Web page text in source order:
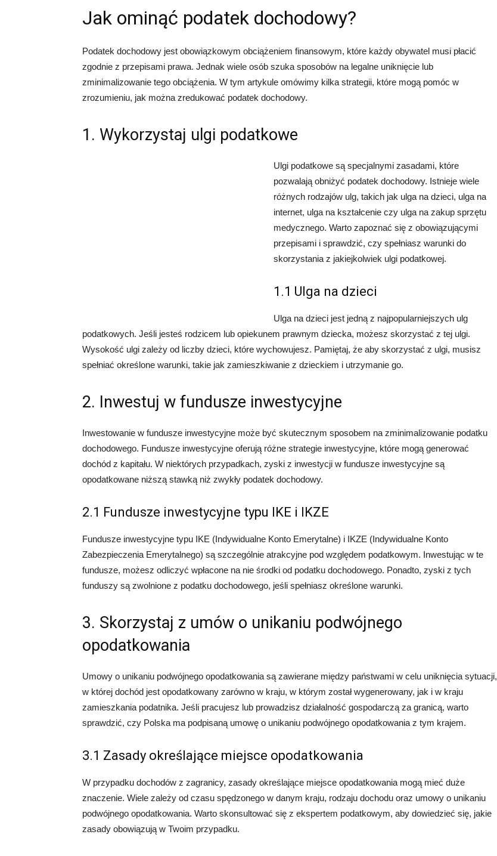
Jak ominąć podatek dochodowy?
Podatek dochodowy jest obowiązkowym obciążeniem finansowym, które każdy obywatel musi płacić
zgodnie z przepisami prawa. Jednak wiele osób szuka sposobów na legalne uniknięcie lub
zminimalizowanie tego obciążenia. W tym artykule omówimy kilka strategii, które mogą pomóc w
zrozumieniu, jak można zredukować podatek dochodowy.
1. Wykorzystaj ulgi podatkowe
Ulgi podatkowe są specjalnymi zasadami, które
pozwalają obniżyć podatek dochodowy. Istnieje wiele
różnych rodzajów ulg, takich jak ulga na dzieci, ulga na
internet, ulga na kształcenie czy ulga na zakup sprzętu
medycznego. Warto zapoznać się z obowiązującymi
przepisami i sprawdzić, czy spełniasz warunki do
skorzystania z jakiejkolwiek ulgi podatkowej.
1.1 Ulga na dzieci
Ulga na dzieci jest jedną z najpopularniejszych ulg
podatkowych. Jeśli jesteś rodzicem lub opiekunem prawnym dziecka, możesz skorzystać z tej ulgi.
Wysokość ulgi zależy od liczby dzieci, które wychowujesz. Pamiętaj, że aby skorzystać z ulgi, musisz
spełniać określone warunki, takie jak zamieszkiwanie z dzieckiem i utrzymanie go.
2. Inwestuj w fundusze inwestycyjne
Inwestowanie w fundusze inwestycyjne może być skutecznym sposobem na zminimalizowanie podatku
dochodowego. Fundusze inwestycyjne oferują różne strategie inwestycyjne, które mogą generować
dochód z kapitału. W niektórych przypadkach, zyski z inwestycji w fundusze inwestycyjne są
opodatkowane niższą stawką niż zwykły podatek dochodowy.
2.1 Fundusze inwestycyjne typu IKE i IKZE
Fundusze inwestycyjne typu IKE (Indywidualne Konto Emerytalne) i IKZE (Indywidualne Konto
Zabezpieczenia Emerytalnego) są szczególnie atrakcyjne pod względem podatkowym. Inwestując w te
fundusze, możesz odliczyć wpłacone na nie środki od podatku dochodowego. Ponadto, zyski z tych
funduszy są zwolnione z podatku dochodowego, jeśli spełniasz określone warunki.
3. Skorzystaj z umów o unikaniu podwójnego
opodatkowania
Umowy o unikaniu podwójnego opodatkowania są zawierane między państwami w celu uniknięcia sytuacji,
w której dochód jest opodatkowany zarówno w kraju, w którym został wygenerowany, jak i w kraju
zamieszkania podatnika. Jeśli pracujesz lub prowadzisz działalność gospodarczą za granicą, warto
sprawdzić, czy Polska ma podpisaną umowę o unikaniu podwójnego opodatkowania z tym krajem.
3.1 Zasady określające miejsce opodatkowania
W przypadku dochodów z zagranicy, zasady określające miejsce opodatkowania mogą mieć duże
znaczenie. Wiele zależy od czasu spędzonego w danym kraju, rodzaju dochodu oraz umowy o unikaniu
podwójnego opodatkowania. Warto skonsultować się z ekspertem podatkowym, aby dowiedzieć się, jakie
zasady obowiązują w Twoim przypadku.